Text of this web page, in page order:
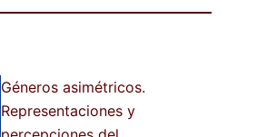
Géneros asimétricos.
Representaciones y